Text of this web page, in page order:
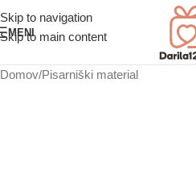
Skip to navigation
Skip to main content
MENI
Domov/Pisarniški material